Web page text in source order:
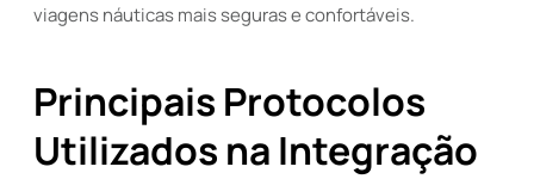
viagens náuticas mais seguras e confortáveis.
Principais Protocolos
Utilizados na Integração